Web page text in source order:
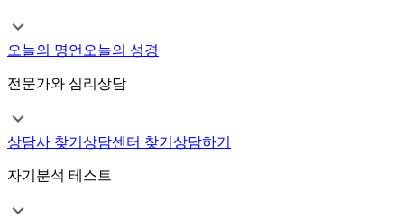
오늘의 명언 오늘의 성경
전문가와 심리상담
상담사 찾기 상담센터 찾기 상담하기
자기분석 테스트